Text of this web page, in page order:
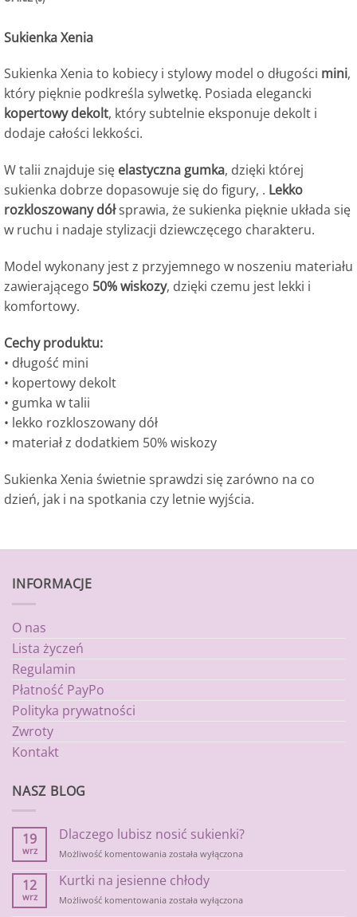
Sukienka Xenia
Sukienka Xenia to kobiecy i stylowy model o długości mini,
który pięknie podkreśla sylwetkę. Posiada elegancki
kopertowy dekolt, który subtelnie eksponuje dekolt i
dodaje całości lekkości.
W talii znajduje się elastyczna gumka, dzięki której
sukienka dobrze dopasowuje się do figury, . Lekko
rozkloszowany dółsprawia, że sukienka pięknie układa się
w ruchu i nadaje stylizacji dziewczęcego charakteru.
Model wykonany jest z przyjemnego w noszeniu materiału
zawierającego 50% wiskozy, dzięki czemu jest lekki i
komfortowy.
Cechy produktu:
• długość mini
• kopertowy dekolt
• gumka w talii
• lekko rozkloszowany dół
• materiał z dodatkiem 50% wiskozy
Sukienka Xenia świetnie sprawdzi się zarówno na co
dzień, jak i na spotkania czy letnie wyjścia.
INFORMACJE
O nas
Lista życzeń
Regulamin
Płatność PayPo
Polityka prywatności
Zwroty
Kontakt
NASZ BLOG
19
wrz
Dlaczego lubisz nosić sukienki?
Możliwość komentowania Dlaczego
nosić
została wyłączona
12
wrz
Kurtki na jesienne chłody
Możliwość komentowania Kurtki
została wyłączona